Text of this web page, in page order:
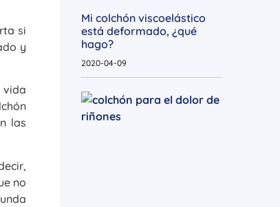
si
y
vida
las
no
Mi colchón viscoelástico
está deformado, ¿qué
hago?
2020-04-09